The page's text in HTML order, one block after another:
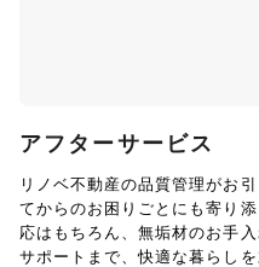
アフターサービス
リノベ不動産の品質管理がお
てからのお困りごとにも寄り
応はもちろん、無垢材のお手
サポートまで、快適な暮らし